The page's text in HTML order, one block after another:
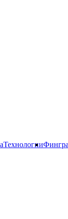
Технологии